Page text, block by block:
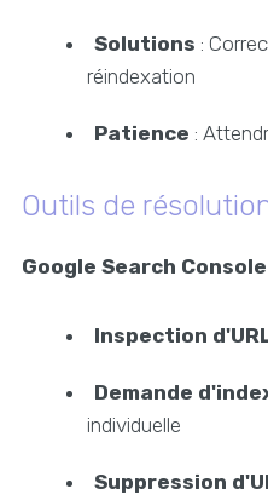
Solutions :
réindexation
Patience :
Outils de
Google Search Console
Inspection
Demande
individuelle
Suppression